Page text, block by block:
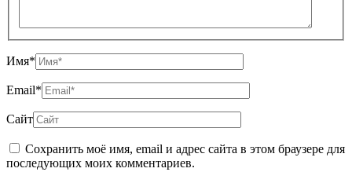
Имя*
Email*
Сайт
Сохранить моё имя, email и адрес сайта в этом браузере для
последующих моих комментариев.